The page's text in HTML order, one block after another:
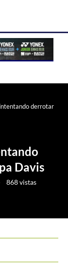
derrotar
Davis
868vistas